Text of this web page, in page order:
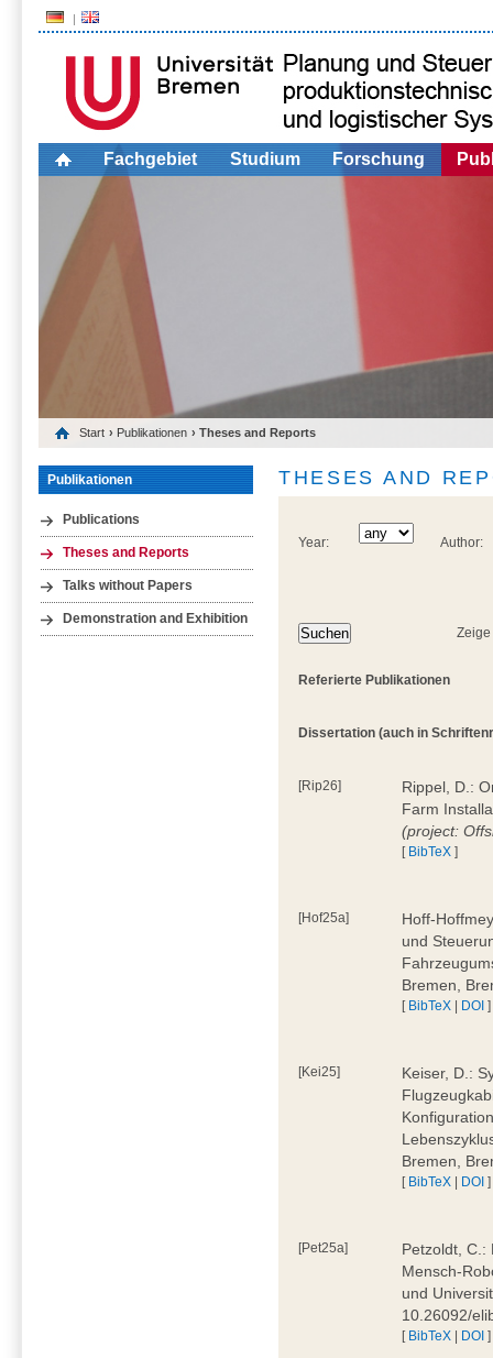
Fachgebiet Studium Forschung
Start › Publikationen › Theses and Reports
Publikationen
Publications
Theses and Reports
Talks without Papers
Demonstration and Exhibition
THESES AND
Year: Author:
Referierte Publikationen
Dissertation (auch in
[Rip26]
Rippel, D.:
Farm
(project:
[ BibTeX ]
[Hof25a]
Hoff-
und
Bremen,
[ BibTeX | DOI ]
[Kei25]
Keiser, D.:
Bremen,
[ BibTeX | DOI ]
[Pet25a]
Petzoldt, C.:
Mensch-
und
10.26092/
[ BibTeX | DOI ]